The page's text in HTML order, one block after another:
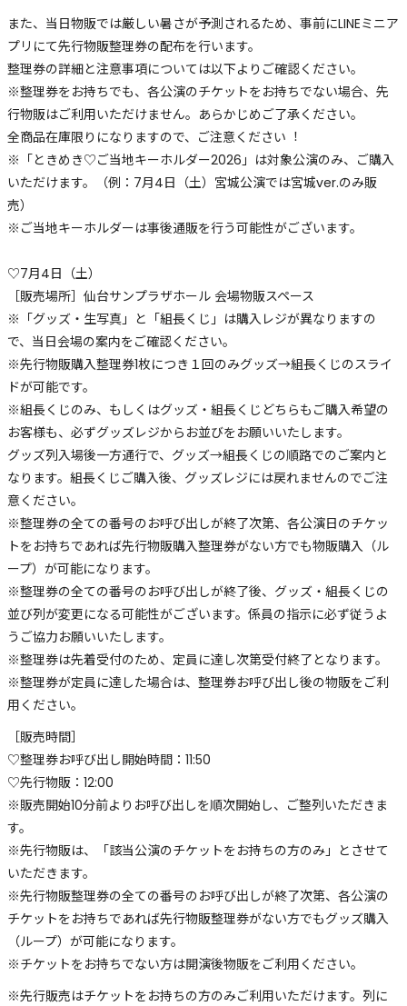
また、当日物販では厳しい暑さが予測されるため、事前にLINEミニア
プリにて先行物販整理券の配布を行います。
整理券の詳細と注意事項については以下よりご確認ください。
※整理券をお持ちでも、各公演のチケットをお持ちでない場合、先
行物販はご利用いただけません。あらかじめご了承ください。
全商品在庫限りになりますので、ご注意ください︕
※「ときめき♡ご当地キーホルダー2026」は対象公演のみ、ご購入
いただけます。（例：7月4日（土）宮城公演では宮城ver.のみ販
売）
※ご当地キーホルダーは事後通販を行う可能性がございます。
♡7月4日（土）
［販売場所］仙台サンプラザホール 会場物販スペース
※「グッズ・生写真」と「組長くじ」は購入レジが異なりますの
で、当日会場の案内をご確認ください。
※先行物販購入整理券1枚につき１回のみグッズ→組長くじのスライ
ドが可能です。
※組長くじのみ、もしくはグッズ・組長くじどちらもご購入希望の
お客様も、必ずグッズレジからお並びをお願いいたします。
グッズ列入場後一方通行で、グッズ→組長くじの順路でのご案内と
なります。組長くじご購入後、グッズレジには戻れませんのでご注
意ください。
※整理券の全ての番号のお呼び出しが終了次第、各公演日のチケッ
トをお持ちであれば先行物販購入整理券がない方でも物販購入（ル
ープ）が可能になります。
※整理券の全ての番号のお呼び出しが終了後、グッズ・組長くじの
並び列が変更になる可能性がございます。係員の指示に必ず従うよ
うご協力お願いいたします。
※整理券は先着受付のため、定員に達し次第受付終了となります。
※整理券が定員に達した場合は、整理券お呼び出し後の物販をご利
用ください。
［販売時間］
♡整理券お呼び出し開始時間：11:50
♡先行物販：12:00
※販売開始10分前よりお呼び出しを順次開始し、ご整列いただきま
す。
※先行物販は、「該当公演のチケットをお持ちの方のみ」とさせて
いただきます。
※先行物販整理券の全ての番号のお呼び出しが終了次第、各公演の
チケットをお持ちであれば先行物販整理券がない方でもグッズ購入
（ループ）が可能になります。
※チケットをお持ちでない方は開演後物販をご利用ください。
※先行販売はチケットをお持ちの方のみご利用いただけます。列に